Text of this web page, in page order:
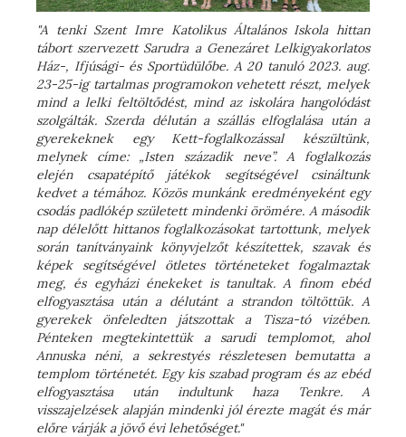
"A tenki Szent Imre Katolikus Általános Iskola hittan
tábort szervezett Sarudra a Genezáret Lelkigyakorlatos
Ház-, Ifjúsági- és Sportüdülőbe. A 20 tanuló 2023. aug.
23-25-ig tartalmas programokon vehetett részt, melyek
mind a lelki feltöltődést, mind az iskolára hangolódást
szolgálták. Szerda délután a szállás elfoglalása után a
gyerekeknek egy Kett-foglalkozással készültünk,
melynek címe: „Isten századik neve”. A foglalkozás
elején csapatépítő játékok segítségével csináltunk
kedvet a témához. Közös munkánk eredményeként egy
csodás padlókép született mindenki örömére. A második
nap délelőtt hittanos foglalkozásokat tartottunk, melyek
során tanítványaink könyvjelzőt készítettek, szavak és
képek segítségével ötletes történeteket fogalmaztak
meg, és egyházi énekeket is tanultak. A finom ebéd
elfogyasztása után a délutánt a strandon töltöttük. A
gyerekek önfeledten játszottak a Tisza-tó vizében.
Pénteken megtekintettük a sarudi templomot, ahol
Annuska néni, a sekrestyés részletesen bemutatta a
templom történetét. Egy kis szabad program és az ebéd
elfogyasztása után indultunk haza Tenkre. A
visszajelzések alapján mindenki jól érezte magát és már
előre várják a jövő évi lehetőséget."